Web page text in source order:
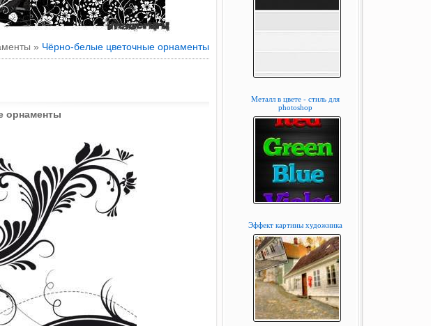
» Чёрно-белые цветочные орнаменты
орнаменты
Металл в цвете - стиль для
photoshop
Эффект картины художника